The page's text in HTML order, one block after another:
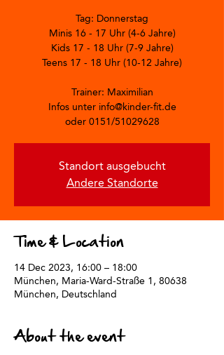
Tag: Donnerstag
Minis 16 - 17 Uhr (4-6 Jahre)
Kids 17 - 18 Uhr (7-9 Jahre)
Teens 17 - 18 Uhr (10-12 Jahre)
Trainer: Maximilian
Infos unter info@kinder-fit.de
oder 0151/51029628
Standort ausgebucht
Andere Standorte
Time & Location
14 Dec 2023, 16:00 – 18:00
München, Maria-Ward-Straße 1, 80638
München, Deutschland
About the event